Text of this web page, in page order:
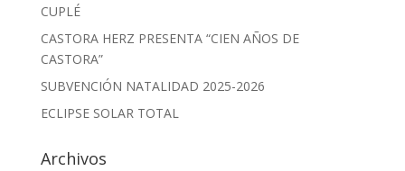
CUPLÉ
CASTORA HERZ PRESENTA “CIEN AÑOS DE
CASTORA”
SUBVENCIÓN NATALIDAD 2025-2026
ECLIPSE SOLAR TOTAL
Archivos